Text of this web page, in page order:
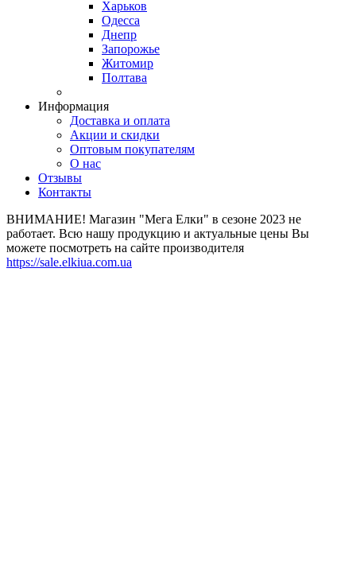
Харьков
Одесса
Днепр
Запорожье
Житомир
Полтава
Информация
Доставка и оплата
Акции и скидки
Оптовым покупателям
О нас
Отзывы
Контакты
ВНИМАНИЕ! Магазин "Мега Елки" в сезоне 2023 не
работает. Всю нашу продукцию и актуальные цены Вы
можете посмотреть на сайте производителя
https://sale.elkiua.com.ua